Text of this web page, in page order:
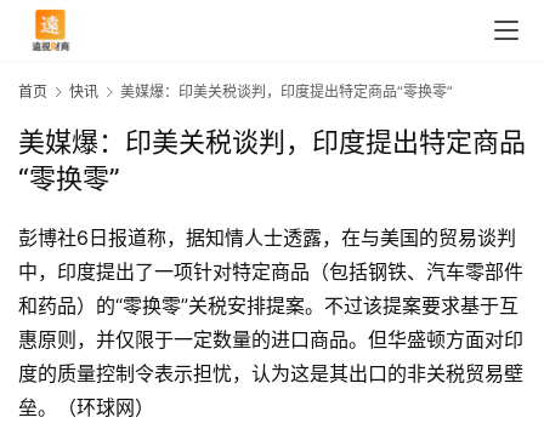
首
页
首页 快讯 美媒爆：印美关税谈判，印度提出特定商品“零换零”
美媒爆：印美关税谈判，印度提出特定商品
“零换零”
彭博社6日报道称，据知情人士透露，在与美国的贸易谈判
中，印度提出了一项针对特定商品（包括钢铁、汽车零部件
和药品）的“零换零”关税安排提案。不过该提案要求基于互
惠原则，并仅限于一定数量的进口商品。但华盛顿方面对印
度的质量控制令表示担忧，认为这是其出口的非关税贸易壁
垒。（环球网）